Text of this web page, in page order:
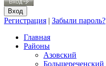
Регистрация | Забыли пароль?
Главная
Районы
Азовский
Большереченский